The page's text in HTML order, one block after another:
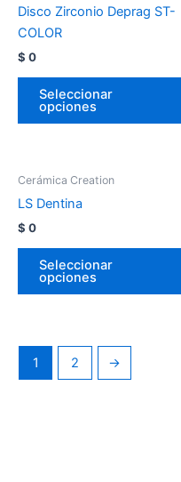
Disco Zirconio Deprag ST-
COLOR
$ 0
Seleccionar
opciones
Cerámica Creation
LS Dentina
$ 0
Seleccionar
opciones
1 2 →